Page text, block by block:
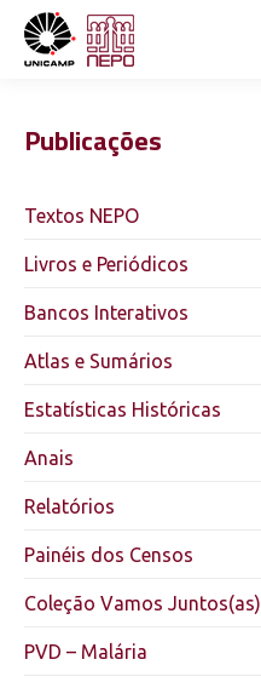
Publicações
Textos NEPO
Livros e Periódicos
Bancos Interativos
Atlas e Sumários
Estatísticas Históricas
Anais
Relatórios
Painéis dos Censos
Coleção Vamos Juntos(as)
PVD – Malária